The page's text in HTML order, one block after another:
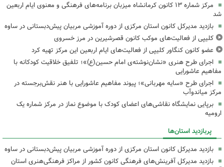
مرکز شماره ۱۳ کانون کرمانشاه میزبان برنامه‌های فرهنگی و معنوی ایام اربعین
شد
بازدید مدیرکل کانون استان مرکزی از دوره آموزشی مربیان پیش‌دبستانی در ساوه
کلیپی از فعالیت‌های موکب کانون قصرشیرین در مرز خسروی
عضو کانون کنگاور کلیپی از فعالیت‌های ایام اربعین این مرکز تهیه کرد
اجرای طرح هنری «نشان‌نوشته‌ی امام حسین(ع)»؛ تلفیق خلاقیت کودکانه با
مفاهیم عاشورایی
اجرای طرح «سایه مهربانی»؛ پیوند مفاهیم عاشورایی با هنر نقش‌برجسته در
مرکز میاندوآب
برپایی نمایشگاه نقاشی‌های اعضای کودک با موضوع نماز در مرکز شماره یک
ارومیه
پربازدید استان‌ها
بازدید مدیرکل کانون استان مرکزی از دوره آموزشی مربیان پیش‌دبستانی در ساوه
بازدید مدیرکل آفرینش‌های فرهنگی کانون کشور از مراکز فرهنگی‌هنری استان